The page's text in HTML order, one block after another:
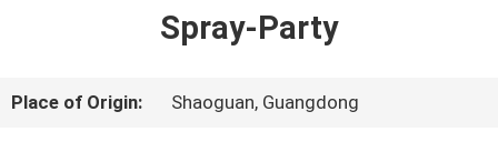
VIDEOS
Spray-Party
Place of Origin: Shaoguan, Guangdong